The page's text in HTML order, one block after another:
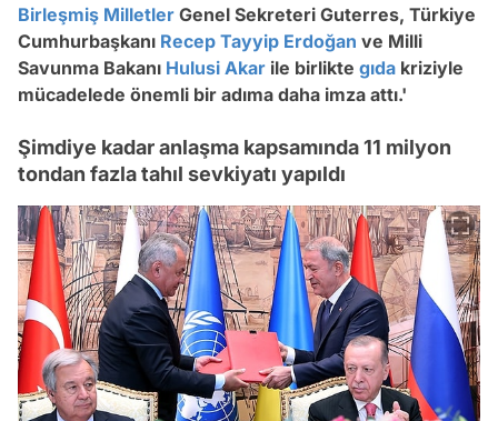
Birleşmiş Milletler Genel Sekreteri Guterres, Türkiye
Cumhurbaşkanı Recep Tayyip Erdoğan ve Milli
Savunma Bakanı Hulusi Akar ile birlikte gıda kriziyle
mücadelede önemli bir adıma daha imza attı.'
Şimdiye kadar anlaşma kapsamında 11 milyon
tondan fazla tahıl sevkiyatı yapıldı